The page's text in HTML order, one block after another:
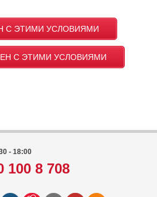
- 18:00
100 8 708